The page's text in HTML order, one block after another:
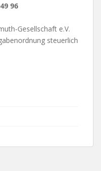
96
Gesellschaft e.V.
steuerlich